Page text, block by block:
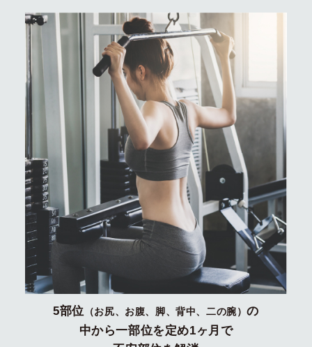
5部位 （お尻、お腹、脚、背中、二の腕）の
中から一部位を定め1ヶ月で